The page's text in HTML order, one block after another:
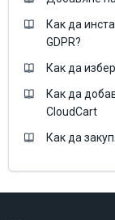
Как да
GDPR?
Как да
Как да
CloudCart
Как да